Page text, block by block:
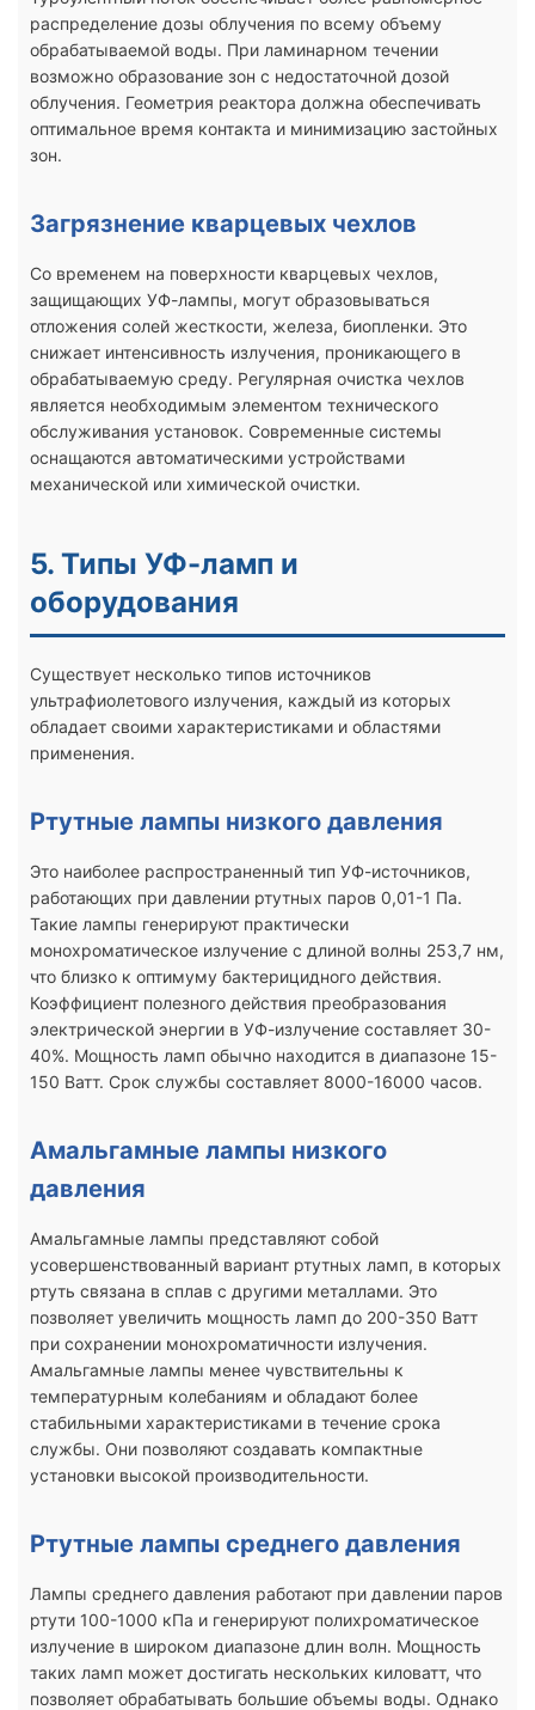
распределение дозы облучения по всему объему
обрабатываемой воды. При ламинарном течении
возможно образование зон с недостаточной дозой
облучения. Геометрия реактора должна обеспечивать
оптимальное время контакта и минимизацию застойных
зон.
Загрязнение кварцевых чехлов
Со временем на поверхности кварцевых чехлов,
защищающих УФ-лампы, могут образовываться
отложения солей жесткости, железа, биопленки. Это
снижает интенсивность излучения, проникающего в
обрабатываемую среду. Регулярная очистка чехлов
является необходимым элементом технического
обслуживания установок. Современные системы
оснащаются автоматическими устройствами
механической или химической очистки.
5. Типы УФ-ламп и
оборудования
Существует несколько типов источников
ультрафиолетового излучения, каждый из которых
обладает своими характеристиками и областями
применения.
Ртутные лампы низкого давления
Это наиболее распространенный тип УФ-источников,
работающих при давлении ртутных паров 0,01-1 Па.
Такие лампы генерируют практически
монохроматическое излучение с длиной волны 253,7 нм,
что близко к оптимуму бактерицидного действия.
Коэффициент полезного действия преобразования
электрической энергии в УФ-излучение составляет 30-
40%. Мощность ламп обычно находится в диапазоне 15-
150 Ватт. Срок службы составляет 8000-16000 часов.
Амальгамные лампы низкого
давления
Амальгамные лампы представляют собой
усовершенствованный вариант ртутных ламп, в которых
ртуть связана в сплав с другими металлами. Это
позволяет увеличить мощность ламп до 200-350 Ватт
при сохранении монохроматичности излучения.
Амальгамные лампы менее чувствительны к
температурным колебаниям и обладают более
стабильными характеристиками в течение срока
службы. Они позволяют создавать компактные
установки высокой производительности.
Ртутные лампы среднего давления
Лампы среднего давления работают при давлении паров
ртути 100-1000 кПа и генерируют полихроматическое
излучение в широком диапазоне длин волн. Мощность
таких ламп может достигать нескольких киловатт, что
позволяет обрабатывать большие объемы воды. Однако